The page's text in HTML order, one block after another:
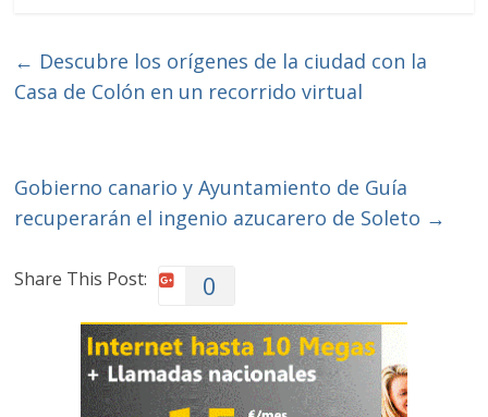
← Descubre los orígenes de la ciudad con la
Casa de Colón en un recorrido virtual
Gobierno canario y Ayuntamiento de Guía
recuperarán el ingenio azucarero de Soleto →
Share This Post: 0